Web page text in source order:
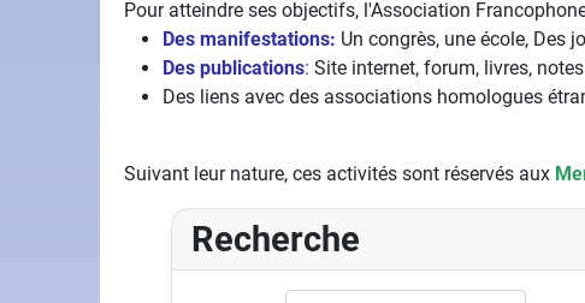
Pour atteindre ses objectifs, l'Association
Des manifestations: Un congrès, une école, Des
Des publications: Site internet, forum, livres,
Des liens avec des associations homologues
Suivant leur nature, ces activités sont réservés aux
Recherche